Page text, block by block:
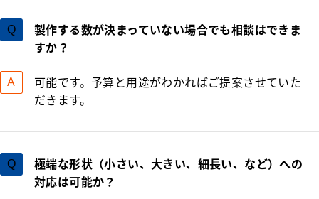
製作する数が決まっていない場合でも相談はできま
すか？
可能です。予算と用途がわかればご提案させていた
だきます。
極端な形状（小さい、大きい、細長い、など）への
対応は可能か？